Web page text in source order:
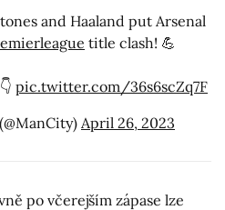
and Haaland put Arsenal
title clash! 💪
pic.twitter.com/36s6scZq7F
April 26, 2023
po včerejším zápase lze